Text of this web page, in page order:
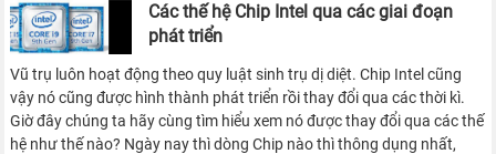
Các thế hệ Chip Intel qua các giai đoạn
phát triển
Vũ trụ luôn hoạt động theo quy luật sinh trụ dị diệt. Chip Intel cũng
vậy nó cũng được hình thành phát triển rồi thay đổi qua các thời kì.
Giờ đây chúng ta hãy cùng tìm hiểu xem nó được thay đổi qua các thế
hệ như thế nào? Ngày nay thì dòng Chip nào thì thông dụng nhất,